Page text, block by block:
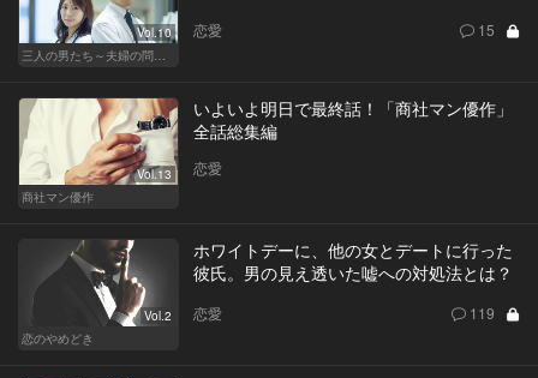
Vol.10
三人の男たち～夫婦の問題～
恋愛 15
Vol.13
商社マン優作
いよいよ明日で最終話！「商社マン優作」
全話総集編
恋愛
Vol.2
恋のやめどき
ホワイトデーに、他の女とデートに行った
彼氏。男の見え透いた嘘への対処法とは？
恋愛 119